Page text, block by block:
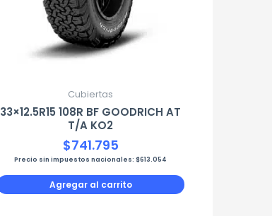
Cubiertas
33×12.5R15 108R BF GOODRICH AT
T/A KO2
$741.795
Precio sin impuestos nacionales:$613.054
Agregar al carrito